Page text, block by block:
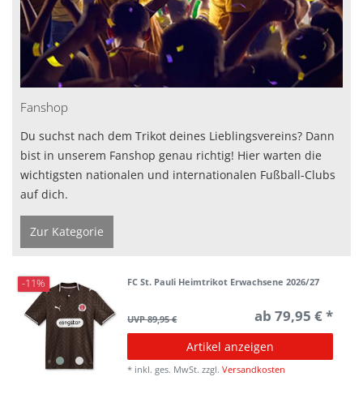
Fanshop
Du suchst nach dem Trikot deines Lieblingsvereins? Dann
bist in unserem Fanshop genau richtig! Hier warten die
wichtigsten nationalen und internationalen Fußball-Clubs
auf dich.
Zur Kategorie
-11% FC St. Pauli Heimtrikot Erwachsene 2026/27
UVP 89,95 € ab 79,95 € *
Artikel anzeigen
* inkl. ges. MwSt. zzgl.Versandkosten